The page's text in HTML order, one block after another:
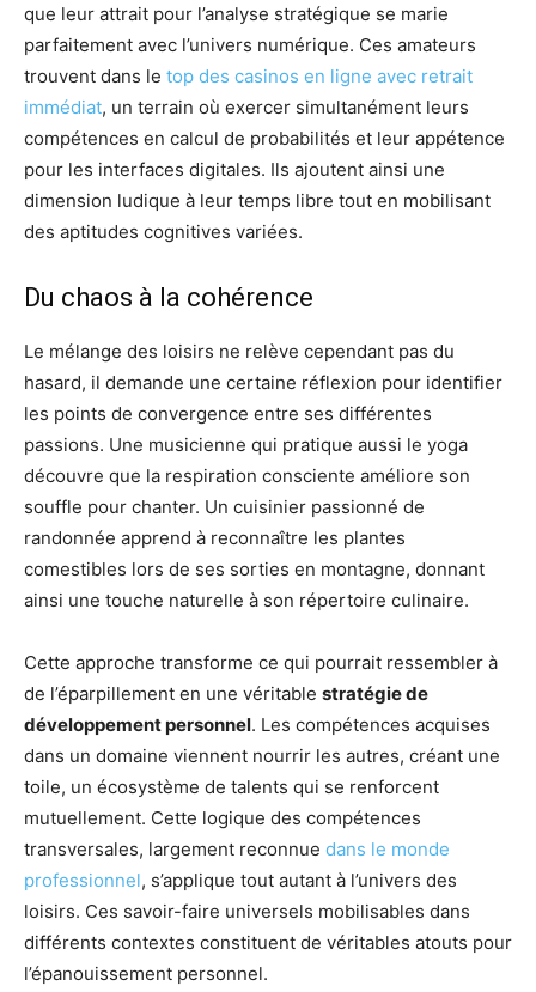
que leur attrait pour l’analyse stratégique se marie
parfaitement avec l’univers numérique. Ces amateurs
trouvent dans le top des casinos en ligne avec retrait
immédiat, un terrain où exercer simultanément leurs
compétences en calcul de probabilités et leur appétence
pour les interfaces digitales. Ils ajoutent ainsi une
dimension ludique à leur temps libre tout en mobilisant
des aptitudes cognitives variées.
Du chaos à la cohérence
Le mélange des loisirs ne relève cependant pas du
hasard, il demande une certaine réflexion pour identifier
les points de convergence entre ses différentes
passions. Une musicienne qui pratique aussi le yoga
découvre que la respiration consciente améliore son
souffle pour chanter. Un cuisinier passionné de
randonnée apprend à reconnaître les plantes
comestibles lors de ses sorties en montagne, donnant
ainsi une touche naturelle à son répertoire culinaire.
Cette approche transforme ce qui pourrait ressembler à
de l’éparpillement en une véritable stratégie de
développement personnel. Les compétences acquises
dans un domaine viennent nourrir les autres, créant une
toile, un écosystème de talents qui se renforcent
mutuellement. Cette logique des compétences
transversales, largement reconnue dans le monde
professionnel, s’applique tout autant à l’univers des
loisirs. Ces savoir-faire universels mobilisables dans
différents contextes constituent de véritables atouts pour
l’épanouissement personnel.